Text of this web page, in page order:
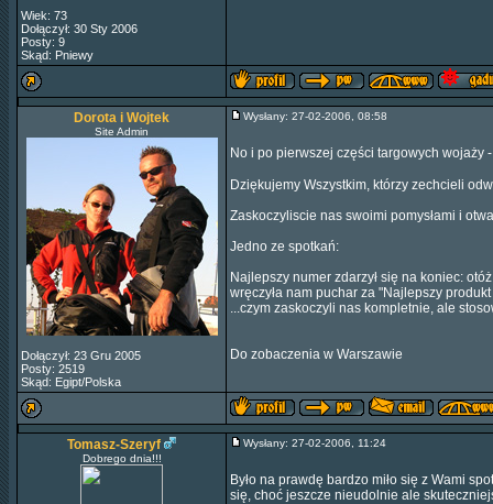
Wiek: 73
Dołączył: 30 Sty 2006
Posty: 9
Skąd: Pniewy
Dorota i Wojtek
Site Admin
Dołączył: 23 Gru 2005
Posty: 2519
Skąd: Egipt/Polska
Wysłany: 27-02-2006, 08:58
No i po pierwszej części targowych wojaży
Dziękujemy Wszystkim, którzy zechcieli
Zaskoczyliscie nas swoimi pomysłami i
Jedno ze spotkań:
Najlepszy numer zdarzył się na koniec:
wręczyła nam puchar za "Najlepszy
...czym zaskoczyli nas kompletnie, ale
Do zobaczenia w Warszawie
Tomasz-Szeryf
Dobrego dnia!!!
Wysłany: 27-02-2006, 11:24
Było na prawdę bardzo miło się z Wami
się, choć jeszcze nieudolnie ale